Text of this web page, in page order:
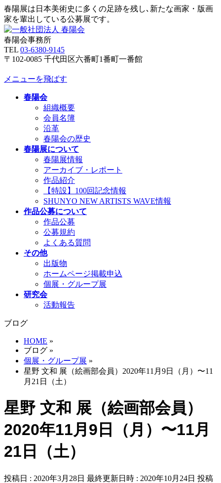
春陽展は日本美術史に多くの足跡を残し､新たな画家・版画
家を輩出している公募展です。
春陽会事務所
TEL 03-6380-9145
〒102-0085 千代田区六番町1番町一番館
メニューを飛ばす
春陽会
組織概要
会員名簿
沿革
春陽会の歴史
春陽展について
春陽展情報
アーカイブ・レポート
作品紹介
【特設】100回記念情報
SHUNYO NEW ARTISTS WAVE情報
作品公募について
作品公募
公募規約
よくある質問
その他
出版物
ホームページ掲載申込
個展・グループ展
研究会
活動報告
ブログ
HOME »
ブログ »
個展・グループ展 »
星野 文和 展（絵画部会員）2020年11月9日（月）〜11
月21日（土）
星野 文和 展（絵画部会員）
2020年11月9日（月）〜11月
21日（土）
投稿日 : 2020年3月28日 最終更新日時 : 2020年10月24日 投稿